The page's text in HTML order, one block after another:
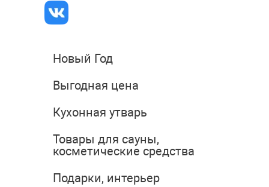
Новый Год
Выгодная цена
Кухонная утварь
Товары для сауны,
косметические средства
Подарки, интерьер